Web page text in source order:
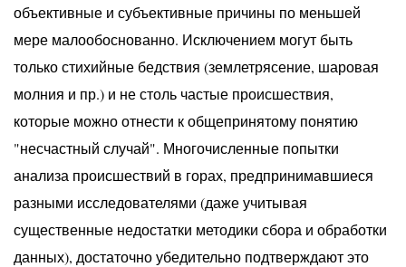
объективные и субъективные причины по меньшей
мере малообоснованно. Исключением могут быть
только стихийные бедствия (землетрясение, шаровая
молния и пр.) и не столь частые происшествия,
которые можно отнести к общепринятому понятию
"несчастный случай". Многочисленные попытки
анализа происшествий в горах, предпринимавшиеся
разными исследователями (даже учитывая
существенные недостатки методики сбора и обработки
данных), достаточно убедительно подтверждают это